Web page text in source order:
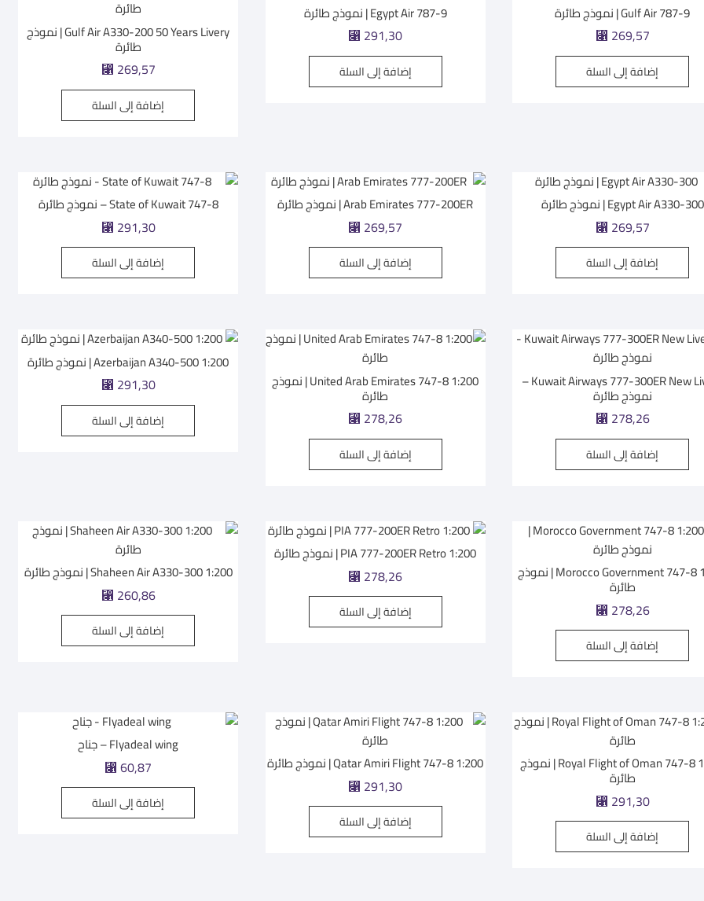
Gulf Air 787-9 | نموذج طائرة
⃁ 269,57
إضافة إلى السلة
Egypt Air 787-9 | نموذج طائرة
⃁ 291,30
إضافة إلى السلة
Gulf Air A330-200 50 Years Livery | نموذج
طائرة
⃁ 269,57
إضافة إلى السلة
Egypt Air A330-300 | نموذج طائرة
⃁ 269,57
إضافة إلى السلة
Arab Emirates 777-200ER | نموذج طائرة
⃁ 269,57
إضافة إلى السلة
State of Kuwait 747-8 – نموذج طائرة
⃁ 291,30
إضافة إلى السلة
Kuwait Airways 777-300ER New Livery –
نموذج طائرة
⃁ 278,26
إضافة إلى السلة
United Arab Emirates 747-8 1:200 | نموذج
طائرة
⃁ 278,26
إضافة إلى السلة
Azerbaijan A340-500 1:200 | نموذج طائرة
⃁ 291,30
إضافة إلى السلة
Morocco Government 747-8 1:200 | نموذج
طائرة
⃁ 278,26
إضافة إلى السلة
PIA 777-200ER Retro 1:200 | نموذج طائرة
⃁ 278,26
إضافة إلى السلة
Shaheen Air A330-300 1:200 | نموذج طائرة
⃁ 260,86
إضافة إلى السلة
Royal Flight of Oman 747-8 1:200 | نموذج
طائرة
⃁ 291,30
إضافة إلى السلة
Qatar Amiri Flight 747-8 1:200 | نموذج طائرة
⃁ 291,30
إضافة إلى السلة
Flyadeal wing – جناح
⃁60,87
إضافة إلى السلة